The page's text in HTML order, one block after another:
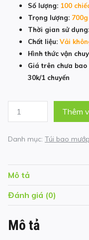
Số lượng: 100
Trọng lượng: 700g
Thời gian sử dụng:
Chất liệu: Vải
Hình thức vận
Giá trên chưa bao
30k/1 chuyến
Bí
Thước
15x60cm
số
lượng
Thêm
Danh mục: Túi bao
Mô tả
Đánh giá (0)
Mô tả